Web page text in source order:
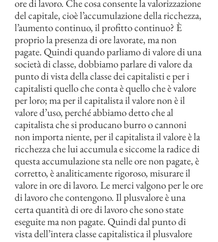
ore di lavoro. Che cosa consente la valorizzazione
del capitale, cioè l’accumulazione della ricchezza,
l’aumento continuo, il profitto continuo? È
proprio la presenza di ore lavorate, ma non
pagate. Quindi quando parliamo di valore di una
società di classe, dobbiamo parlare di valore da
punto di vista della classe dei capitalisti e per i
capitalisti quello che conta è quello che è valore
per loro; ma per il capitalista il valore non è il
valore d’uso, perché abbiamo detto che al
capitalista che si producano burro o cannoni
non importa niente, per il capitalista il valore è la
ricchezza che lui accumula e siccome la radice di
questa accumulazione sta nelle ore non pagate, è
corretto, è analiticamente rigoroso, misurare il
valore in ore di lavoro. Le merci valgono per le ore
di lavoro che contengono. Il plusvalore è una
certa quantità di ore di lavoro che sono state
eseguite ma non pagate. Quindi dal punto di
vista dell’intera classe capitalistica il plusvalore